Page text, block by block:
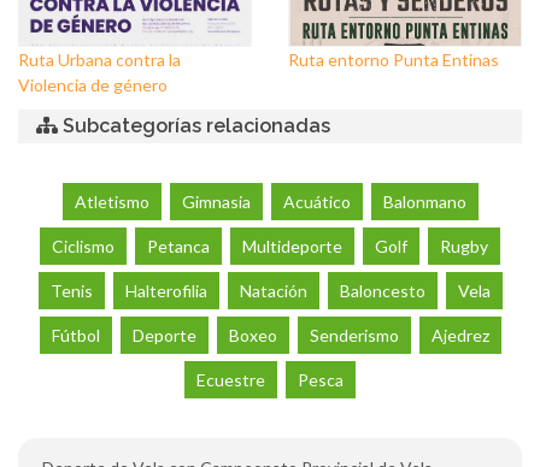
Ruta Urbana contra la
Violencia de género
Ruta entorno Punta Entinas
Subcategorías relacionadas
Atletismo Gimnasia Acuático Balonmano
Ciclismo Petanca Multideporte Golf Rugby
Tenis Halterofilia Natación Baloncesto Vela
Fútbol Deporte Boxeo Senderismo Ajedrez
Ecuestre Pesca